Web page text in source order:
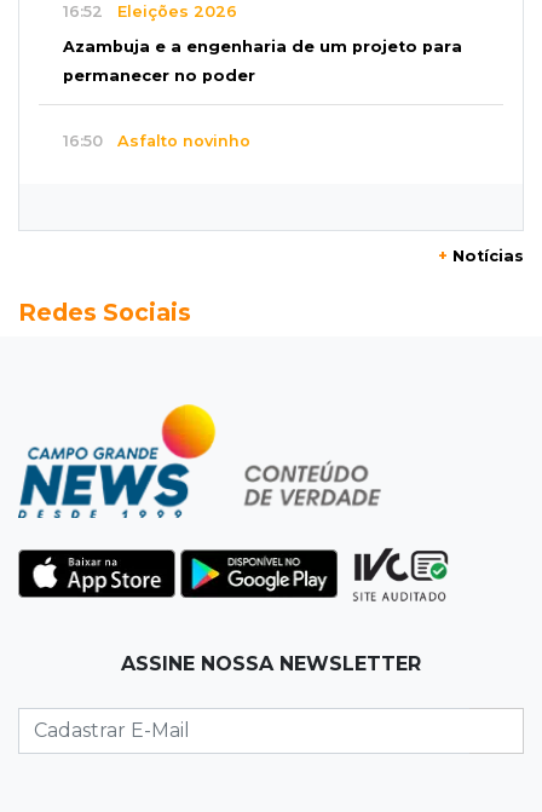
16:52 Eleições 2026
Azambuja e a engenharia de um projeto para
permanecer no poder
16:50 Asfalto novinho
Após morte em MS, AGU vai à Justiça para a
Feminicida
Polícia Civil pede ajuda para encontrar homem
que matou companheira em Rio Verde
Justiça condena empresário por construção
de usina hidrelétrica ilegal em APP
Sem oxigênio
d'água em obra do Belas Artes
+ Notícias
Redes Sociais
ASSINE NOSSA NEWSLETTER